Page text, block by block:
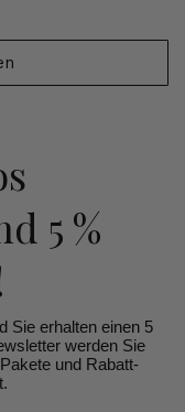
5 %
Sie erhalten einen 5
werden Sie
und Rabatt-